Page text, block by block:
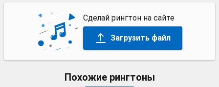
Сделай рингтон на сайте
Загрузить файл
Похожие рингтоны